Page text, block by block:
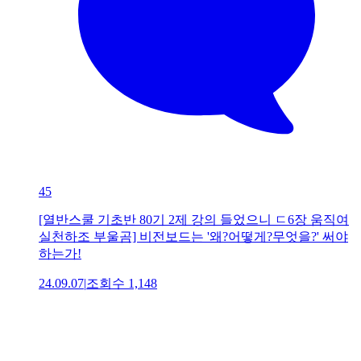
45
[열반스쿨 기초반 80기 2제 강의 들었으니 ㄷ6장 움직여
실천하조 부울곰] 비전보드는 '왜?어떻게?무엇을?' 써야
하는가!
24.09.07|조회수 1,148